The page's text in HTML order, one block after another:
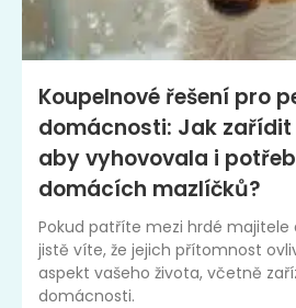
Koupelnové řešení pro
domácnosti: Jak zařídit
aby vyhovovala i
domácích mazlíčků?
Pokud patříte mezi hrdé
jistě víte, že jejich přítomnost
aspekt vašeho života, včetně
domácnosti.